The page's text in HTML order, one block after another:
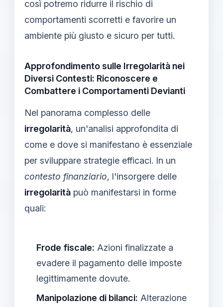
così potremo ridurre il rischio di
comportamenti scorretti e favorire un
ambiente più giusto e sicuro per tutti.
Approfondimento sulle Irregolarità nei
Diversi Contesti: Riconoscere e
Combattere i Comportamenti Devianti
Nel panorama complesso delle
irregolarità, un'analisi approfondita di
come e dove si manifestano è essenziale
per sviluppare strategie efficaci. In un
contesto finanziario, l'insorgere delle
irregolarità può manifestarsi in forme
quali:
Frode fiscale: Azioni finalizzate a
evadere il pagamento delle imposte
legittimamente dovute.
Manipolazione di bilanci: Alterazione